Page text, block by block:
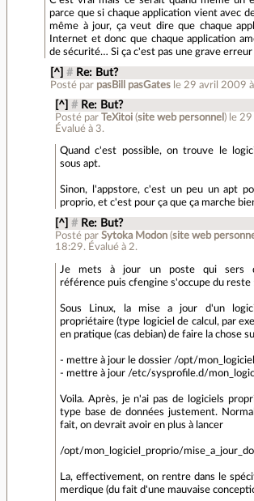
parce que si chaque application vient avec
même à jour, ça veut dire que chaque
Internet et donc que chaque application
de sécurité… Si ça c'est pas une grave
[^] # Re: But?
Posté par pasBill pasGates le 29 avril 2009
[^] # Re: But?
Posté parTeXitoi (site web personnel ) le
Évalué à 3.
Quand c'est possible, on trouve le
sous apt.
Sinon, l'appstore, c'est un peu un apt
proprio, et c'est pour ça que ça marche
[^] # Re: But?
Posté parSytoka Modon (site web
18:29. Évalué à 2.
Je mets à jour un poste qui sers
référence puis cfengine s'occupe du reste
Sous Linux, la mise a jour d'un
propriétaire (type logiciel de calcul, par
en pratique (cas debian) de faire la chose
- mettre à jour le dossier /opt/
- mettre à jour /etc/sysprofile.d/
Voila. Après, je n'ai pas de logiciels
type base de données justement.
fait, on devrait avoir en plus à lancer
/opt/mon_logiciel_proprio/
La, effectivement, on rentre dans le
merdique (du fait d'une mauvaise